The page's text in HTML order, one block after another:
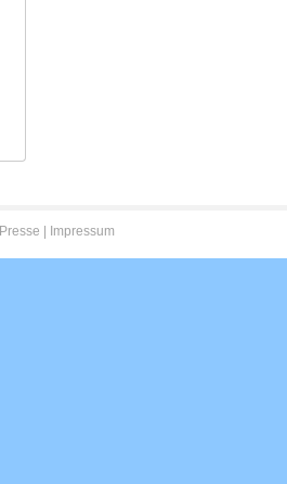
Presse Impressum